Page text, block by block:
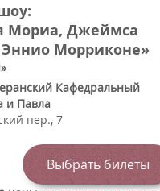
Мориа, Джеймса
Эннио Морриконе»
Кафедральный
и Павла
пер., 7
Выбрать билеты